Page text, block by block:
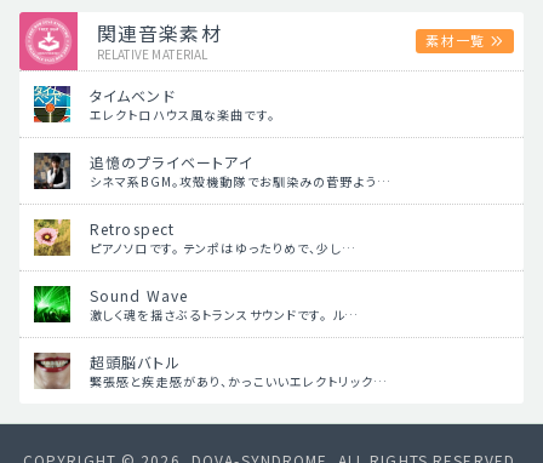
関連音楽素材
RELATIVE MATERIAL
素材一覧
タイムベンド
エレクトロハウス風な楽曲です。
追憶のプライベートアイ
シネマ系BGM。攻殻機動隊でお馴染みの菅野よう…
Retrospect
ピアノソロです。 テンポはゆったりめで、少し…
Sound Wave
激しく魂を揺さぶるトランスサウンドです。 ル…
超頭脳バトル
緊張感と疾走感があり、かっこいいエレクトリック…